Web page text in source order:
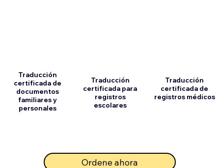
Traducción
certificada de
documentos
familiares y
personales
Traducción
certificada para
registros
escolares
Ordene ahora
Traducción
certificada de
registros médicos